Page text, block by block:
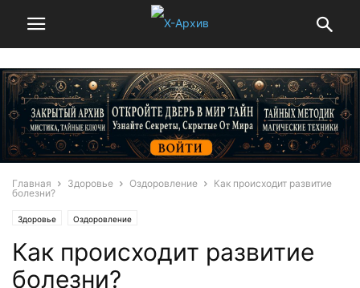
Главная Здоровье Оздоровление
Как происходит развитие
болезни?
Здоровье Оздоровление
Как происходит развитие
болезни?